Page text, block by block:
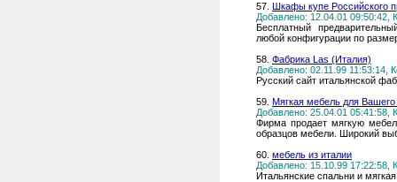
57. Шкафы купе Российского
Добавлено: 12.04.01 09:50:42,
Бесплатный
любой конфигурации по
58. Фабрика Las (Италия)
Добавлено: 02.11.99 11:53:14,
Русский сайт итальянской
59. Мягкая мебель для
Добавлено: 25.04.01 05:41:58,
Фирма продает мягкую
образцов мебели. Широкий
60. мебель из италии
Добавлено: 15.10.99 17:22:58,
Итальянские спальни и